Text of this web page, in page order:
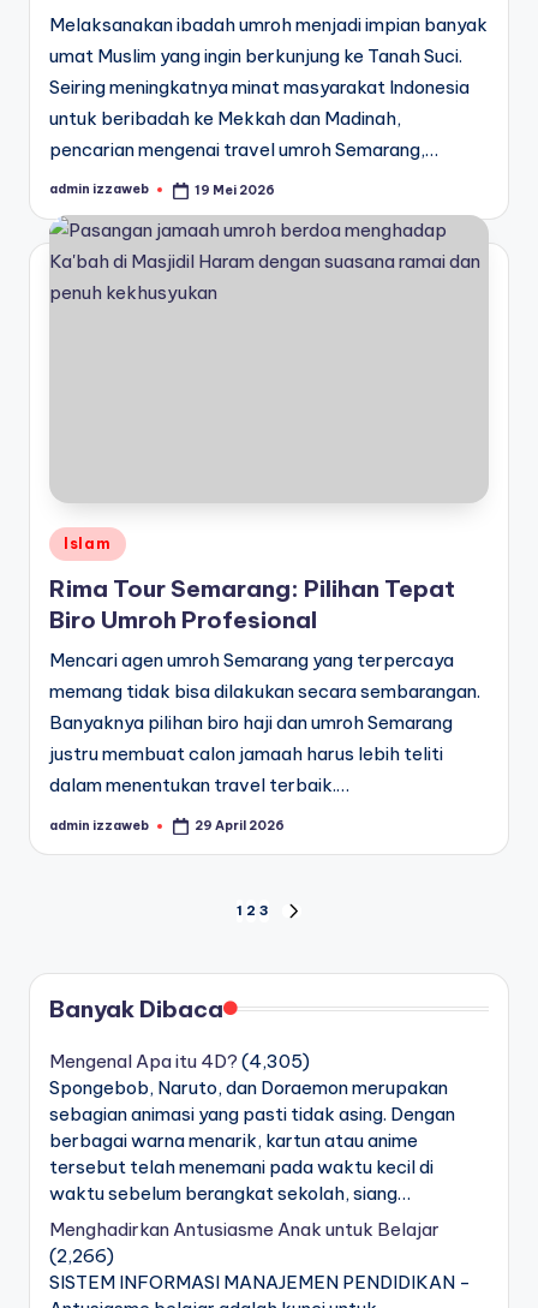
Melaksanakan ibadah umroh menjadi impian banyak
umat Muslim yang ingin berkunjung ke Tanah Suci.
Seiring meningkatnya minat masyarakat Indonesia
untuk beribadah ke Mekkah dan Madinah,
pencarian mengenai travel umroh Semarang,…
Posted
admin izzaweb 19 Mei 2026
Posted
in
Islam
Rima Tour Semarang: Pilihan Tepat
Biro Umroh Profesional
Mencari agen umroh Semarang yang terpercaya
memang tidak bisa dilakukan secara sembarangan.
Banyaknya pilihan biro haji dan umroh Semarang
justru membuat calon jamaah harus lebih teliti
dalam menentukan travel terbaik.…
Posted
admin izzaweb 29 April 2026
pos
1 2 3
Banyak Dibaca
Mengenal Apa itu 4D? (4,305)
Spongebob, Naruto, dan Doraemon merupakan
sebagian animasi yang pasti tidak asing. Dengan
berbagai warna menarik, kartun atau anime
tersebut telah menemani pada waktu kecil di
waktu sebelum berangkat sekolah, siang…
Menghadirkan Antusiasme Anak untuk Belajar
(2,266)
SISTEM INFORMASI MANAJEMEN PENDIDIKAN -